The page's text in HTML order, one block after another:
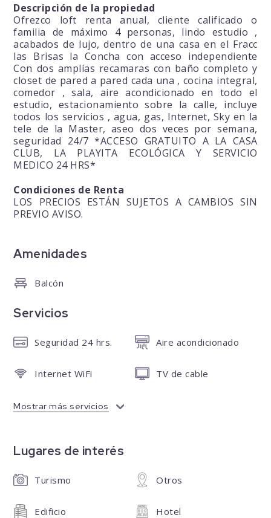
Descripción de la propiedad
Ofrezco loft renta anual, cliente calificado o
familia de máximo 4 personas, lindo estudio ,
acabados de lujo, dentro de una casa en el Fracc
las Brisas la Concha con acceso independiente
Con dos amplías recamaras con baño completo y
closet de pared a pared cada una , cocina integral,
comedor , sala, aire acondicionado en todo el
estudio, estacionamiento sobre la calle, incluye
todos los servicios , agua, gas, Internet, Sky en la
tele de la Master, aseo dos veces por semana,
seguridad 24/7 *ACCESO GRATUITO A LA CASA
CLUB, LA PLAYITA ECOLÓGICA Y SERVICIO
MEDICO 24 HRS*
Condiciones de Renta
LOS PRECIOS ESTÁN SUJETOS A CAMBIOS SIN
PREVIO AVISO.
Amenidades
Balcón
Servicios
Seguridad 24 hrs. Aire acondicionado
Internet WiFi TV de cable
Mostrar más servicios
Lugares de interés
Turismo Otros
Edificio Hotel